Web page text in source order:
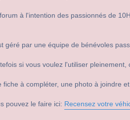
à l'intention des passionnés de
géré par une équipe de bénévoles
si vous voulez l'utiliser
fiche à compléter, une photo à joindre
pouvez le faire ici: Recensez votre